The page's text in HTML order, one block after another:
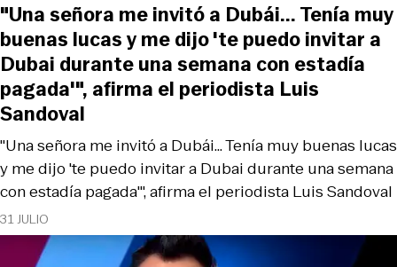
31 JULIO
"Una señora me invitó a Dubái... Tenía muy buenas lucas
y me dijo 'te puedo invitar a Dubai durante una semana
con estadía pagada'", afirma el periodista Luis Sandoval
"Una señora me invitó a Dubái... Tenía muy
buenas lucas y me dijo 'te puedo invitar a
Dubai durante una semana con estadía
pagada'", afirma el periodista Luis
Sandoval